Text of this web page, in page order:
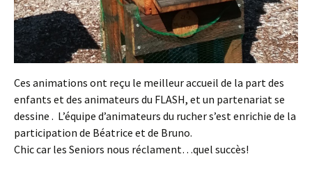
Ces animations ont reçu le meilleur accueil de la part des
enfants et des animateurs du FLASH, et un partenariat se
dessine . L’équipe d’animateurs du rucher s’est enrichie de la
participation de Béatrice et de Bruno.
Chic car les Seniors nous réclament…quel succès!